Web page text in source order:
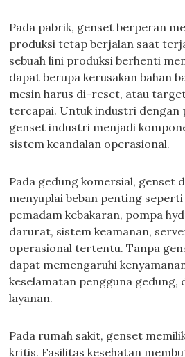
Pada pabrik, genset berperan
produksi tetap berjalan saat
sebuah lini produksi berhenti
dapat berupa kerusakan bahan
mesin harus di-reset, atau
tercapai. Untuk industri dengan
genset industri menjadi
sistem keandalan operasional.
Pada gedung komersial, genset
menyuplai beban penting
pemadam kebakaran, pompa
darurat, sistem keamanan,
operasional tertentu. Tanpa
dapat memengaruhi
keselamatan pengguna gedung,
layanan.
Pada rumah sakit, genset
kritis. Fasilitas kesehatan